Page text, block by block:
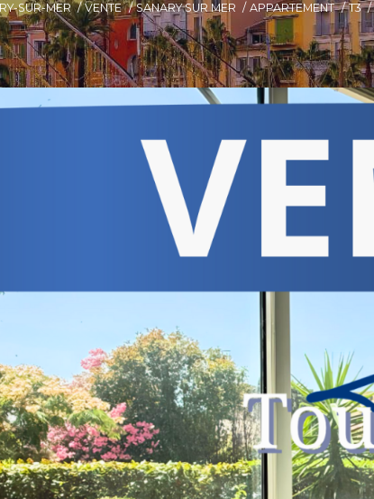
SUR-MER VENTE SANARY SUR MER APPARTEMENT T3